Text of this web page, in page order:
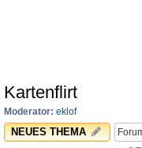
Kartenflirt
Moderator: eklof
NEUES THEMA